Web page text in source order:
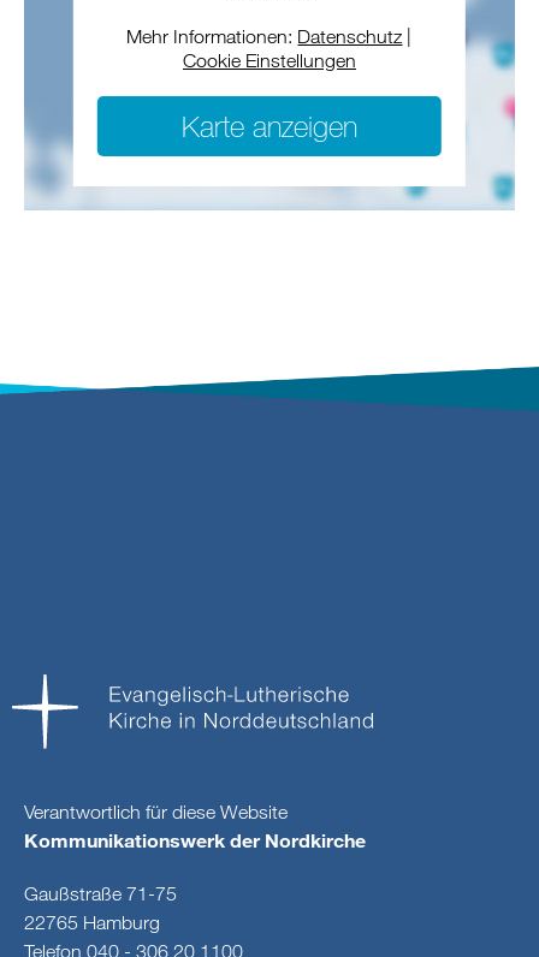
Mehr Informationen: Datenschutz
Cookie Einstellungen
Karte anzeigen
Verantwortlich für diese Website
Kommunikationswerk der Nordkirche
Gaußstraße 71-75
22765 Hamburg
Telefon 040 - 306 20 1100